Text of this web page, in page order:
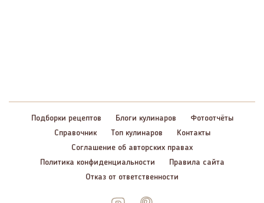
Подборки рецептов Блоги кулинаров
Фотоотчёты
Справочник
Топ кулинаров
Контакты
Соглашение об авторских правах
Политика конфиденциальности
Правила сайта
Отказ от ответственности